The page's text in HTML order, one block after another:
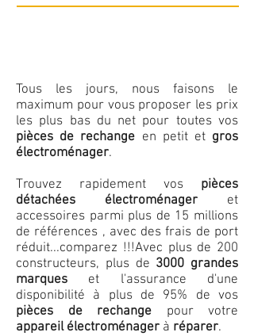
Tous les jours, nous faisons le
maximum pour vous proposer les prix
les plus bas du net pour toutes vos
pièces de rechange en petit et gros
électroménager.
Trouvez rapidement vos pièces
détachées électroménager et
accessoires parmi plus de 15 millions
de références , avec des frais de port
réduit...comparez !!!Avec plus de 200
constructeurs, plus de 3000 grandes
marques et l'assurance d'une
disponibilité à plus de 95% de vos
pièces de rechange pour votre
appareil électroménager à réparer.